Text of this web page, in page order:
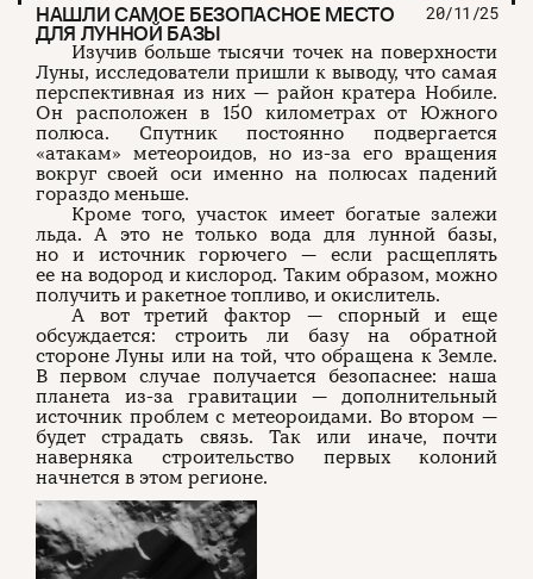
НАШЛИ САМОЕ БЕЗОПАСНОЕ МЕСТО
ДЛЯ ЛУННОЙ БАЗЫ
20/11/25
Изучив больше тысячи точек на поверхности
Луны, исследователи пришли к выводу, что самая
перспективная из них — район кратера Нобиле.
Он расположен в 150 километрах от Южного
полюса. Спутник постоянно подвергается
«атакам» метеороидов, но из-за его вращения
вокруг своей оси именно на полюсах падений
гораздо меньше.
Кроме того, участок имеет богатые залежи
льда. А это не только вода для лунной базы,
но и источник горючего — если расщеплять
ее на водород и кислород. Таким образом, можно
получить и ракетное топливо, и окислитель.
А вот третий фактор — спорный и еще
обсуждается: строить ли базу на обратной
стороне Луны или на той, что обращена к Земле.
В первом случае получается безопаснее: наша
планета из-за гравитации — дополнительный
источник проблем с метеороидами. Во втором —
будет страдать связь. Так или иначе, почти
наверняка строительство первых колоний
начнется в этом регионе.